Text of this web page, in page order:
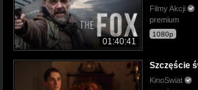
01:40:41
Filmy Akcji
premium
1080p
Szczęście
KinoSwiat